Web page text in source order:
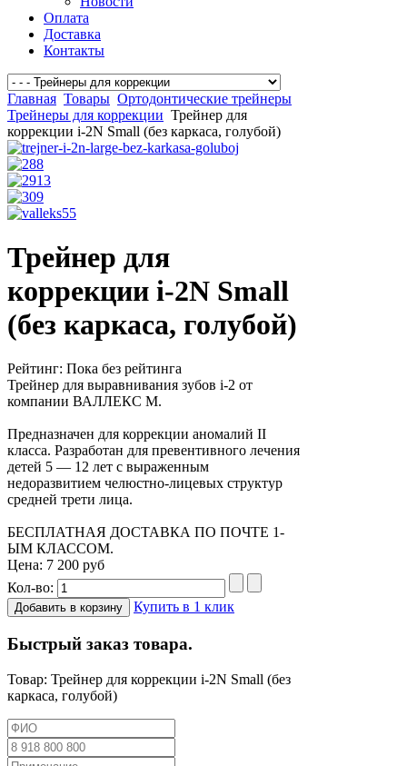
Оплата
Доставка
Контакты
Главная Товары Ортодонтические трейнеры
Трейнеры для коррекции Трейнер для
коррекции i-2N Small (без каркаса, голубой)
Трейнер для
коррекции i-2N Small
(без каркаса, голубой)
Рейтинг: Пока без рейтинга
Трейнер для выравнивания зубов i-2 от
компании ВАЛЛЕКС М.
Предназначен для коррекции аномалий II
класса. Разработан для превентивного лечения
детей 5 — 12 лет с выраженным
недоразвитием челюстно-лицевых структур
средней трети лица.
БЕСПЛАТНАЯ ДОСТАВКА ПО ПОЧТЕ 1-
ЫМ КЛАССОМ.
Цена: 7 200 руб
Кол-во:
Купить в 1 клик
Быстрый заказ товара.
Товар: Трейнер для коррекции i-2N Small (без
каркаса, голубой)